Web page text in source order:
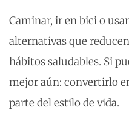
Caminar, ir en bici o
alternativas que
hábitos saludables. Si
mejor aún: convertirlo
parte del estilo de vida.